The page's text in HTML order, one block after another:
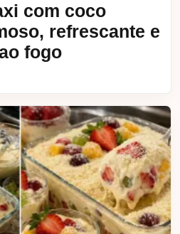
com coco
refrescante e
fogo